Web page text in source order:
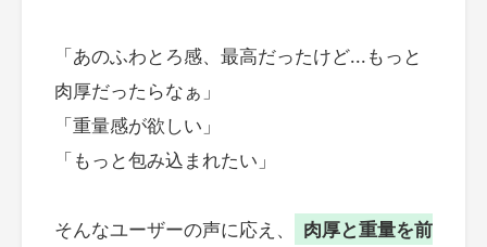
「あのふわとろ感、最高だったけど...もっと
肉厚だったらなぁ」
「重量感が欲しい」
「もっと包み込まれたい」
そんなユーザーの声に応え、
肉厚と重量を前